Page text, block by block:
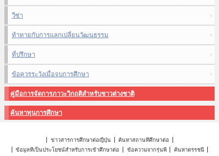
วีซ่า
ท้าทายกับการแลกเปลี่ยนวัฒนธรรม
ที่ปรึกษา
ข้อควรระวังเมื่อจบการศึกษา
คู่มือการจัดการภาวะวิกฤติสำหรับชาวต่างชาติ
ค้นหาทุนการศึกษา
ข่าวสารการศึกษาต่อญี่ปุ่น
ค้นหาสถานที่ศึกษาต่อ
ข้อมูลที่เป็นประโยชน์สำหรับการเข้าศึกษาต่อ
ข้อความจากรุ่นพี่
ค้นหาดรรชนี